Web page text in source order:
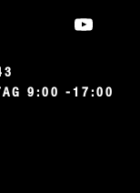
9:00 -17:00